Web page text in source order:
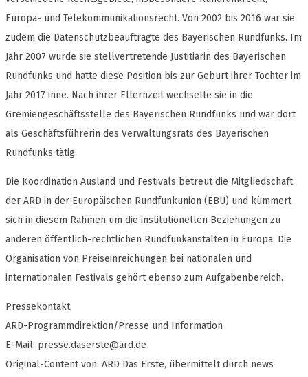
Europa- und Telekommunikationsrecht. Von 2002 bis 2016 war sie
zudem die Datenschutzbeauftragte des Bayerischen Rundfunks. Im
Jahr 2007 wurde sie stellvertretende Justitiarin des Bayerischen
Rundfunks und hatte diese Position bis zur Geburt ihrer Tochter im
Jahr 2017 inne. Nach ihrer Elternzeit wechselte sie in die
Gremiengeschäftsstelle des Bayerischen Rundfunks und war dort
als Geschäftsführerin des Verwaltungsrats des Bayerischen
Rundfunks tätig.
Die Koordination Ausland und Festivals betreut die Mitgliedschaft
der ARD in der Europäischen Rundfunkunion (EBU) und kümmert
sich in diesem Rahmen um die institutionellen Beziehungen zu
anderen öffentlich-rechtlichen Rundfunkanstalten in Europa. Die
Organisation von Preiseinreichungen bei nationalen und
internationalen Festivals gehört ebenso zum Aufgabenbereich.
Pressekontakt:
ARD-Programmdirektion/Presse und Information
E-Mail: presse.daserste@ard.de
Original-Content von: ARD Das Erste, übermittelt durch news